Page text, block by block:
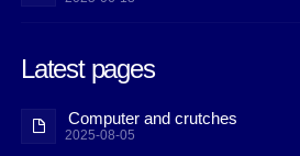
Latest pages
Computer and crutches
2025-08-05